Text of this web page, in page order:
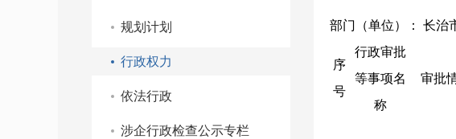
规划计划
行政权力
依法行政
涉企行政检查公示专栏
部门（单位）： 长治
序
号
行政审批
等事项名
称
审批